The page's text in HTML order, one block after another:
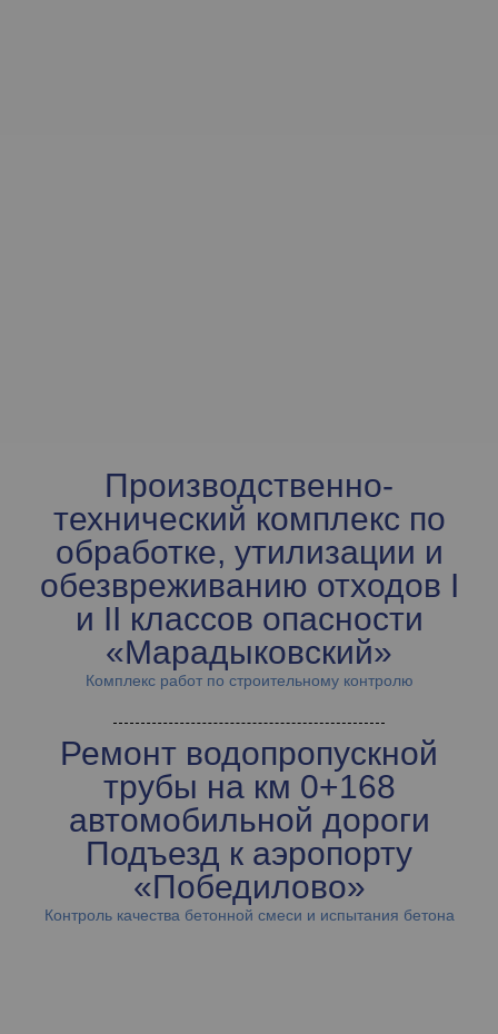
Производственно-
технический комплекс по
обработке, утилизации и
обезвреживанию отходов I
и II классов опасности
«Марадыковский»
Комплекс работ по строительному контролю
Ремонт водопропускной
трубы на км 0+168
автомобильной дороги
Подъезд к аэропорту
«Победилово»
Контроль качества бетонной смеси и испытания бетона